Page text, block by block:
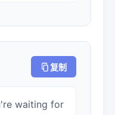
复制
waiting for